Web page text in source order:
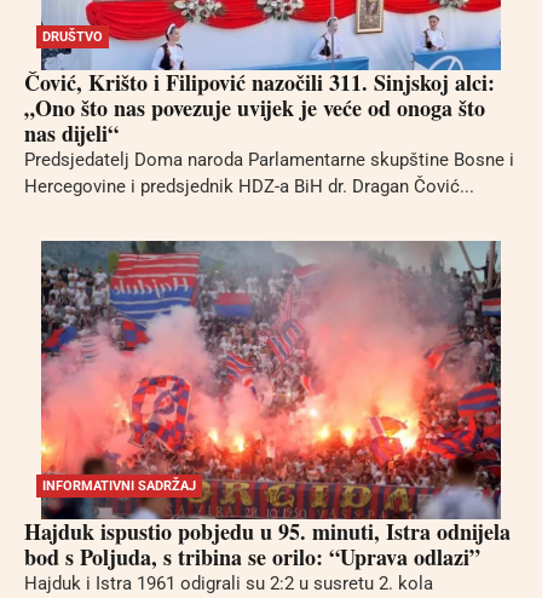
DRUŠTVO
Čović, Krišto i Filipović nazočili 311. Sinjskoj alci:
„Ono što nas povezuje uvijek je veće od onoga što
nas dijeli“
Predsjedatelj Doma naroda Parlamentarne skupštine Bosne i
Hercegovine i predsjednik HDZ-a BiH dr. Dragan Čović...
INFORMATIVNI SADRŽAJ
Hajduk ispustio pobjedu u 95. minuti, Istra odnijela
bod s Poljuda, s tribina se orilo: “Uprava odlazi”
Hajduk i Istra 1961 odigrali su 2:2 u susretu 2. kola